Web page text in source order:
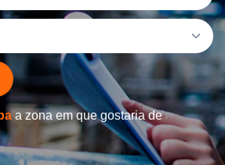
a zona em que gostaria de